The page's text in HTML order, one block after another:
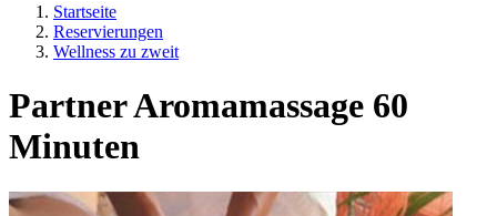
Startseite
Reservierungen
Wellness zu zweit
Partner Aromamassage 60
Minuten